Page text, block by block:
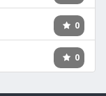
0
0